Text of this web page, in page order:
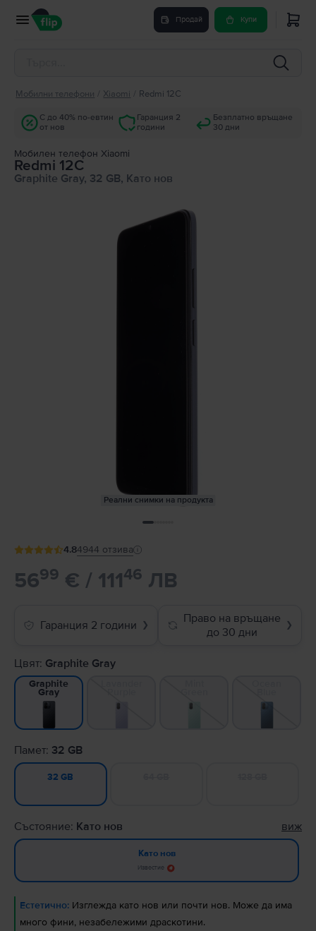
Продай Купи
Мобилни телефони Xiaomi Redmi 12C
С до 40% по-евтин
от нов
Гаранция 2
години
Безплатно връщане
30 дни
Мобилен телефон Xiaomi
Redmi 12C
Graphite Gray, 32 GB, Като нов
Реални снимки на продукта
4.84944 отзива
5699 € / 11146 ЛВ
Гаранция 2 години ❯
Право на връщане
до 30 дни
❯
Цвят: Graphite Gray
Graphite
Gray
Памет: 32 GB
32 GB
Състояние: Като нов виж
Като нов
Известие
Естетично: Изглежда като нов или почти нов. Може да има
много фини, незабележими драскотини.